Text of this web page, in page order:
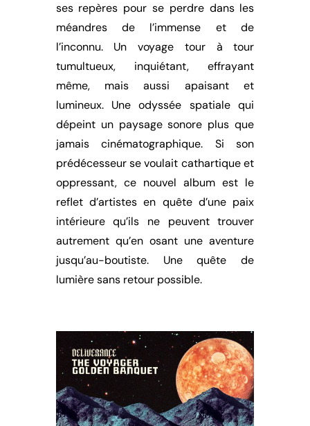
ses repères pour se perdre dans les
méandres de l’immense et de
l’inconnu. Un voyage tour à tour
tumultueux, inquiétant, effrayant
même, mais aussi apaisant et
lumineux. Une odyssée spatiale qui
dépeint un paysage sonore plus que
jamais cinématographique. Si son
prédécesseur se voulait cathartique et
oppressant, ce nouvel album est le
reflet d’artistes en quête d’une paix
intérieure qu’ils ne peuvent trouver
autrement qu’en osant une aventure
jusqu’au-boutiste. Une quête de
lumière sans retour possible.